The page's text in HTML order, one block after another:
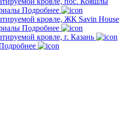
Подробнее
кровле, ЖК Savin House
Подробнее
кровле, г. Казань